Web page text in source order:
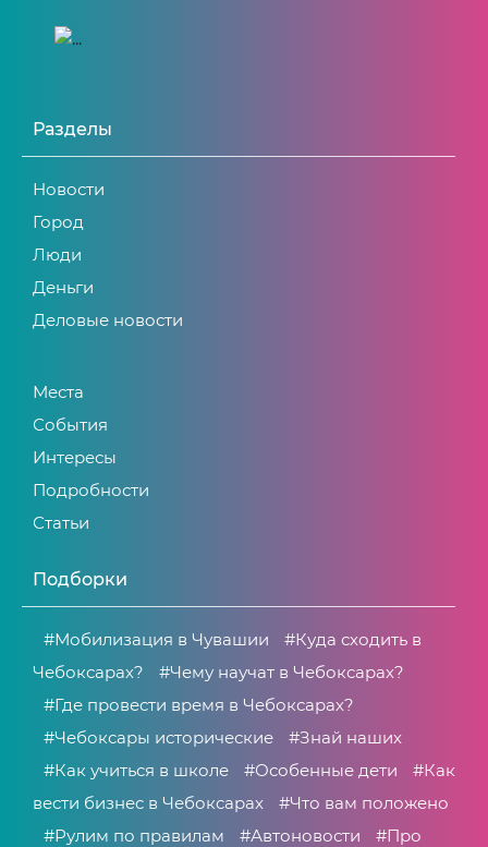
Разделы
Новости
Город
Люди
Деньги
Деловые новости
Места
События
Интересы
Подробности
Статьи
Подборки
#Мобилизация в Чувашии
#Куда сходить в
Чебоксарах?
#Чему научат в Чебоксарах?
#Где провести время в Чебоксарах?
#Чебоксары исторические
#Знай наших
#Как учиться в школе
#Особенные дети
#Как
вести бизнес в Чебоксарах
#Что вам положено
#Рулим по правилам
#Автоновости
#Про